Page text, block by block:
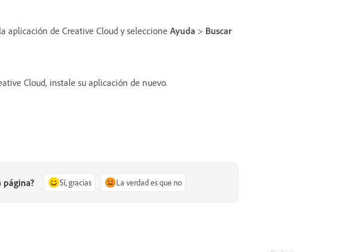
aplicación de Creative Cloud y seleccione Ayuda > Buscar
Cloud, instale su aplicación de nuevo.
página? Sí, gracias La verdad es que no